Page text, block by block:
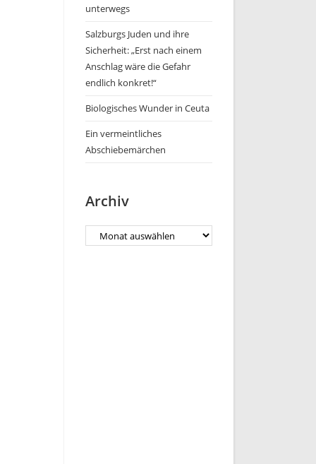
unterwegs
Salzburgs Juden und ihre
Sicherheit: „Erst nach einem
Anschlag wäre die Gefahr
endlich konkret!“
Biologisches Wunder in Ceuta
Ein vermeintliches
Abschiebemärchen
Archiv